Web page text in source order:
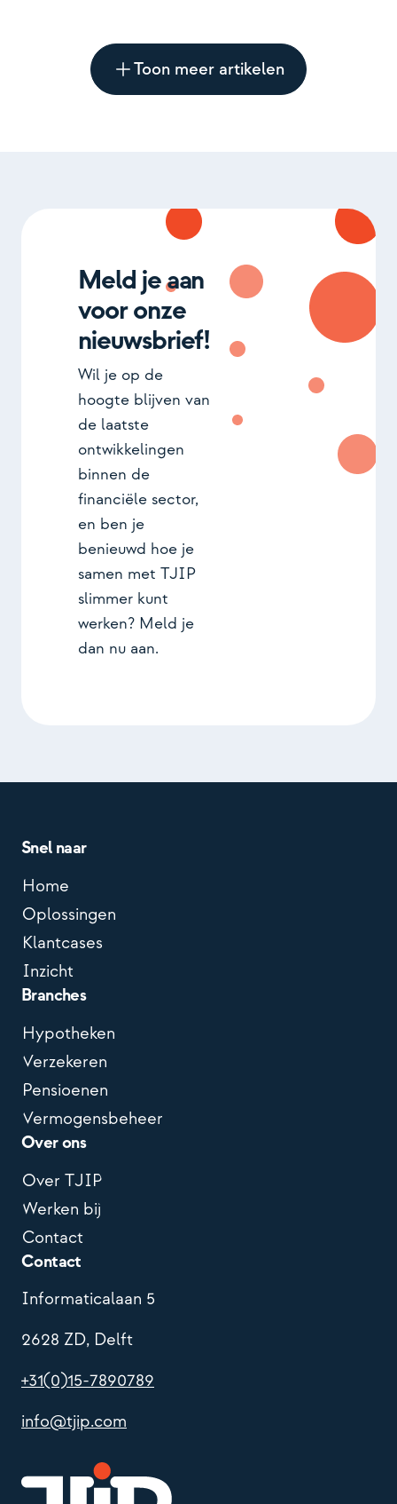
Toon meer artikelen
Meld je aan
voor onze
nieuwsbrief!
Wil je op de
hoogte blijven van
de laatste
ontwikkelingen
binnen de
financiële sector,
en ben je
benieuwd hoe je
samen met TJIP
slimmer kunt
werken? Meld je
dan nu aan.
Snel naar
Home
Oplossingen
Klantcases
Inzicht
Branches
Hypotheken
Verzekeren
Pensioenen
Vermogensbeheer
Over ons
Over TJIP
Werken bij
Contact
Contact
Informaticalaan 5
2628 ZD, Delft
+31(0)15-7890789
info@tjip.com